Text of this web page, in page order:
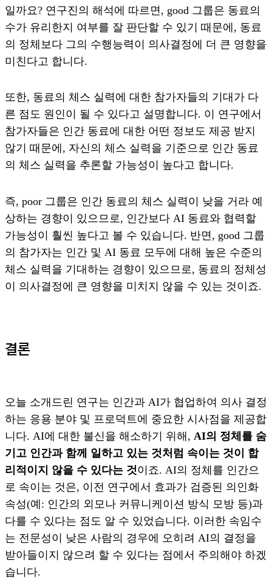
일까요? 연구진의 해석에 따르면, good 그룹은 동료의
수가 유리한지 여부를 잘 판단할 수 있기 때문에, 동료
의 정체보다 그의 수행능력이 의사결정에 더 큰 영향을
미친다고 합니다.
또한, 동료의 체스 실력에 대한 참가자들의 기대가 다
른 점도 원인이 될 수 있다고 설명합니다. 이 연구에서
참가자들은 인간 동료에 대한 어떤 정보도 제공 받지
않기 때문에, 자신의 체스 실력을 기준으로 인간 동료
의 체스 실력을 추론할 가능성이 높다고 합니다.
즉, poor 그룹은 인간 동료의 체스 실력이 낮을 거라 예
상하는 경향이 있으므로, 인간보다 AI 동료와 협력할
가능성이 훨씬 높다고 볼 수 있습니다. 반면, good 그룹
의 참가자는 인간 및 AI 동료 모두에 대해 높은 수준의
체스 실력을 기대하는 경향이 있으므로, 동료의 정체성
이 의사결정에 큰 영향을 미치지 않을 수 있는 것이죠.
결론
오늘 소개드린 연구는 인간과 AI가 협업하여 의사 결정
하는 응용 분야 및 프로덕트에 중요한 시사점을 제공합
니다. AI에 대한 불신을 해소하기 위해, AI의 정체를 숨
기고 인간과 함께 일하고 있는 것처럼 속이는 것이 합
리적이지 않을 수 있다는 것이죠. AI의 정체를 인간으
로 속이는 것은, 이전 연구에서 효과가 검증된 의인화
속성(예: 인간의 외모나 커뮤니케이션 방식 모방 등)과
다를 수 있다는 점도 알 수 있었습니다. 이러한 속임수
는 전문성이 낮은 사람의 경우에 오히려 AI의 결정을
받아들이지 않으려 할 수 있다는 점에서 주의해야 하겠
습니다.